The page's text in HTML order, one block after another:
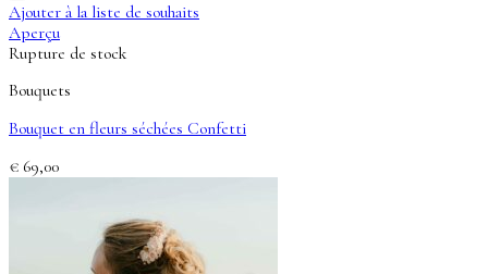
Ajouter à la liste de souhaits
Aperçu
Rupture de stock
Bouquets
Bouquet en fleurs séchées Confetti
€ 69,00